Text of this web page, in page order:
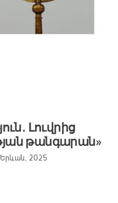
Լուվրից
թանգարան»
2025